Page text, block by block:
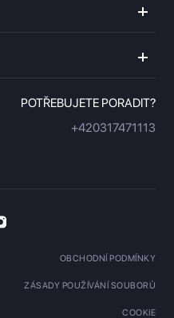
POTŘEBUJETE PORADIT?
+420317471113
OBCHODNÍ PODMÍNKY
ZÁSADY POUŽÍVÁNÍ SOUBORŮ
COOKIE